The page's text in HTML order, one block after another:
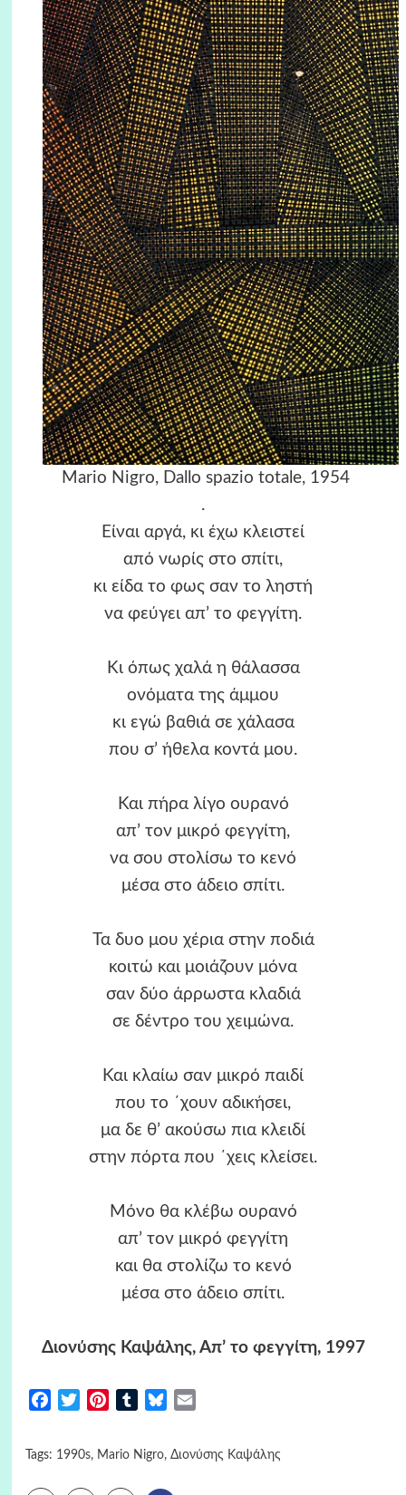
Mario Nigro, Dallo spazio totale, 1954
.
Είναι αργά, κι έχω κλειστεί
από νωρίς στο σπίτι,
κι είδα το φως σαν το ληστή
να φεύγει απ’ το φεγγίτη.
Κι όπως χαλά η θάλασσα
ονόματα της άμμου
κι εγώ βαθιά σε χάλασα
που σ’ ήθελα κοντά μου.
Και πήρα λίγο ουρανό
απ’ τον μικρό φεγγίτη,
να σου στολίσω το κενό
μέσα στο άδειο σπίτι.
Τα δυο μου χέρια στην ποδιά
κοιτώ και μοιάζουν μόνα
σαν δύο άρρωστα κλαδιά
σε δέντρο του χειμώνα.
Και κλαίω σαν μικρό παιδί
που το ΄χουν αδικήσει,
μα δε θ’ ακούσω πια κλειδί
στην πόρτα που ΄χεις κλείσει.
Μόνο θα κλέβω ουρανό
απ’ τον μικρό φεγγίτη
και θα στολίζω το κενό
μέσα στο άδειο σπίτι.
Διονύσης Καψάλης, Απ’ το φεγγίτη, 1997
FacebookTwitterPinterestTumblrBluesky
Tags: 1990s, Mario Nigro, Διονύσης Καψάλης